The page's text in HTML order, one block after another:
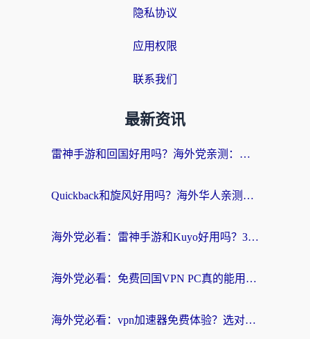
隐私协议
应用权限
联系我们
最新资讯
雷神手游和回国好用吗？海外党亲测：选对加速器才能无缝刷剧打游戏
Quickback和旋风好用吗？海外华人亲测：选对回国加速器才能无缝看央视5
海外党必看：雷神手游和Kuyo好用吗？3款回国加速器实测+避坑指南
海外党必看：免费回国VPN PC真的能用？附国内高速VPN选择全攻略
海外党必看：vpn加速器免费体验？选对回国加速器才能无缝刷国内剧玩国服